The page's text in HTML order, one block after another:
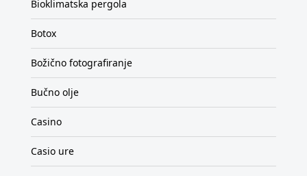
Bioklimatska pergola
Botox
Božično fotografiranje
Bučno olje
Casino
Casio ure